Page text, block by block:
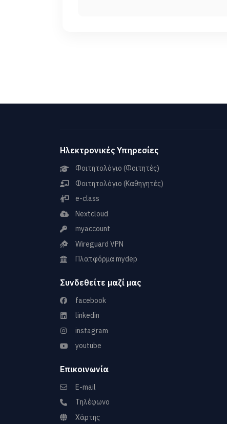
Ηλεκτρονικές Υπηρεσίες
Φοιτητολόγιο (Φοιτητές)
Φοιτητολόγιο (Καθηγητές)
e-class
Nextcloud
myaccount
Wireguard VPN
Πλατφόρμα mydep
Συνδεθείτε μαζί μας
facebook
linkedin
instagram
youtube
Επικοινωνία
E-mail
Τηλέφωνο
Χάρτης